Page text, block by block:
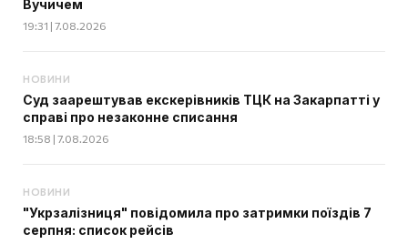
Вучичем
19:31 | 7.08.2026
НОВИНИ
Суд заарештував екскерівників ТЦК на Закарпатті у
справі про незаконне списання
18:58 | 7.08.2026
НОВИНИ
"Укрзалізниця" повідомила про затримки поїздів 7
серпня: список рейсів